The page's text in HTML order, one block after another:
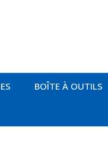
BOÎTE À OUTILS